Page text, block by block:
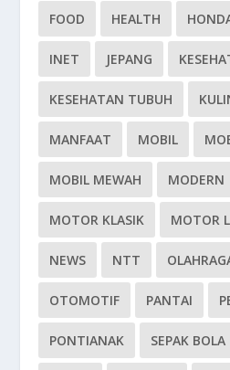
FOOD HEALTH
INET JEPANG
KESEHATAN TUBUH
MANFAAT MOBIL
MOBIL MEWAH MODERN
MOTOR KLASIK MOTOR
NEWS NTT
OTOMOTIF PANTAI
PONTIANAK SEPAK BOLA